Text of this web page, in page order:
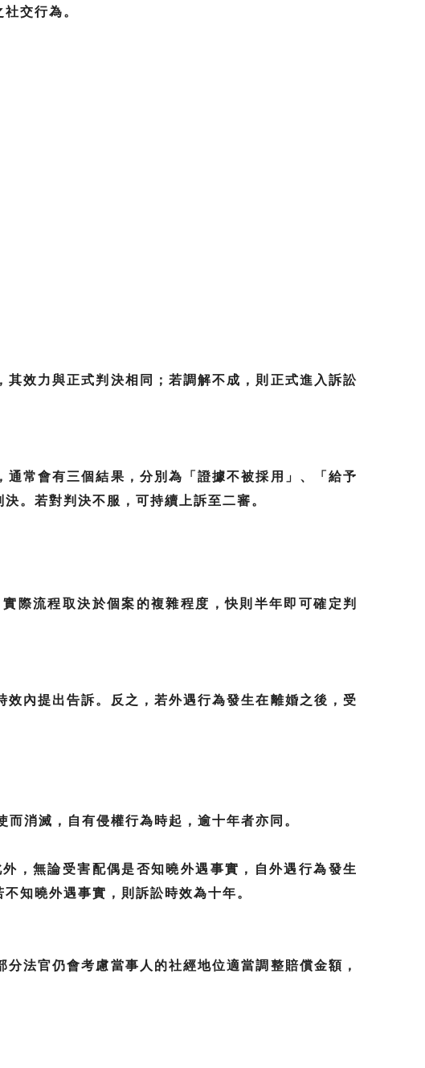
交行為。
效力與正式判決相同；若調解不成，則正式進入訴訟
常會有三個結果，分別為「證據不被採用」、「給予
。若對判決不服，可持續上訴至二審。
際流程取決於個案的複雜程度，快則半年即可確定判
內提出告訴。反之，若外遇行為發生在離婚之後，受
消滅，自有侵權行為時起，逾十年者亦同。
，無論受害配偶是否知曉外遇事實，自外遇行為發生
知曉外遇事實，則訴訟時效為十年。
法官仍會考慮當事人的社經地位適當調整賠償金額，